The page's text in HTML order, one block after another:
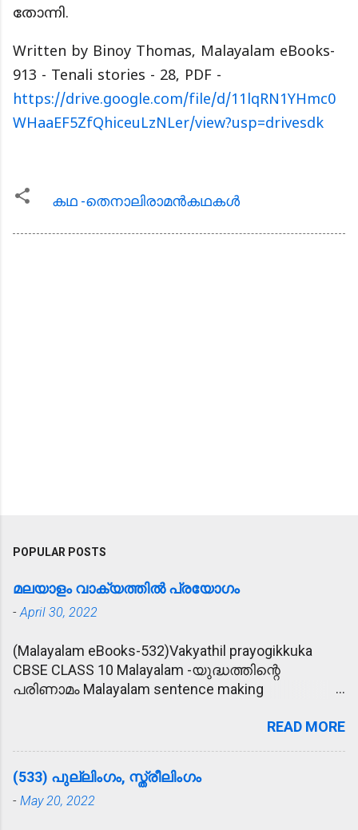
തോന്നി.
Written by Binoy Thomas, Malayalam eBooks-
913 - Tenali stories - 28, PDF -
https://drive.google.com/file/d/11lqRN1YHmc0
WHaaEF5ZfQhiceuLzNLer/view?usp=drivesdk
കഥ -തെനാലിരാമന്‍കഥകള്‍
POPULAR POSTS
മലയാളം വാക്യത്തിൽ പ്രയോഗം
-April 30, 2022
(Malayalam eBooks-532)Vakyathil prayogikkuka
CBSE CLASS 10 Malayalam -യുദ്ധത്തിന്റെ
പരിണാമം Malayalam sentence making
മോഹാലസ്യപ്പെടുക - മകന്റെ അപകട വാർത്ത
കേട്ട് അമ്മ മോഹാലസ്യപ്പെട്ടു. 3. ഹൃദയോന്നതി -
കൂട്ടുകാരുടെ ഹൃദയോന്നതി മൂലം രാമുവിന്
READ MORE
(533) പുല്ലിംഗം, സ്ത്രീലിംഗം
- May 20, 2022